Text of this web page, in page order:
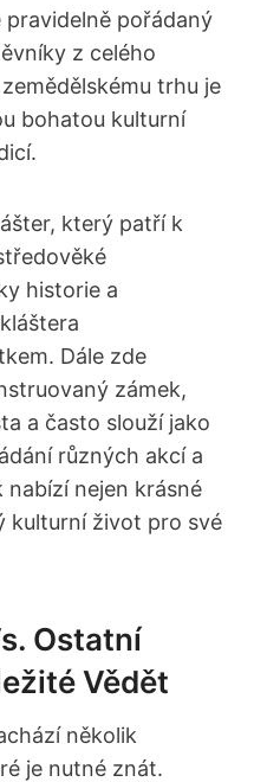
pravidelně pořádaný
z celého
trhu je
bohatou kulturní
který patří k
historie a
Dále zde
zámek,
a často slouží jako
různých akcí a
nabízí nejen krásné
kulturní život pro své
Ostatní
Vědět
několik
je nutné znát.